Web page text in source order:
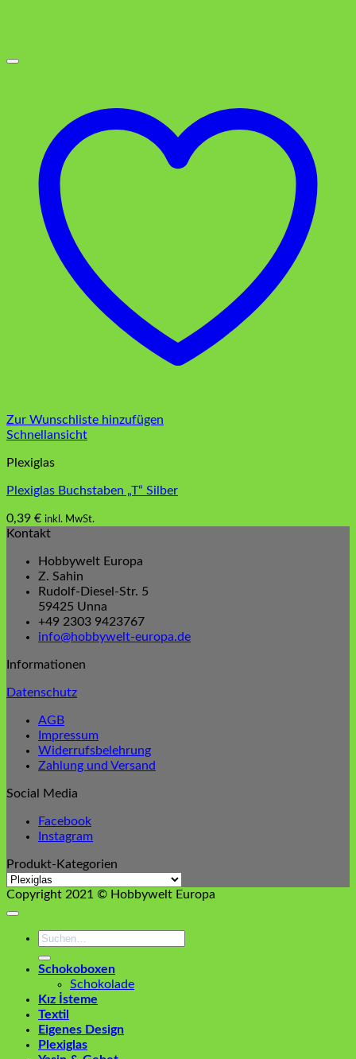
Zur Wunschliste hinzufügen
Schnellansicht
Plexiglas
Plexiglas Buchstaben „T“ Silber
0,39 € inkl. MwSt.
Kontakt
Hobbywelt Europa
Z. Sahin
Rudolf-Diesel-Str. 5
59425 Unna
+49 2303 9423767
info@hobbywelt-europa.de
Informationen
Datenschutz
AGB
Impressum
Widerrufsbelehrung
Zahlung und Versand
Social Media
Facebook
Instagram
Produkt-Kategorien
Copyright 2021 © Hobbywelt Europa
Suchen
Schokoboxen
Schokolade
Kız İsteme
Textil
Eigenes Design
Plexiglas